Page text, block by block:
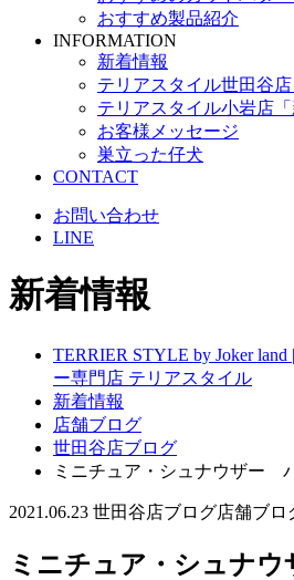
おすすめ製品紹介
INFORMATION
新着情報
テリアスタイル世田谷店
テリアスタイル小岩店「
お客様メッセージ
巣立った仔犬
CONTACT
お問い合わせ
LINE
新着情報
TERRIER STYLE by Joker
ー専門店 テリアスタイル
新着情報
店舗ブログ
世田谷店ブログ
ミニチュア・シュナウザー
2021.06.23 世田谷店ブログ店舗ブロ
ミニチュア・シュナ